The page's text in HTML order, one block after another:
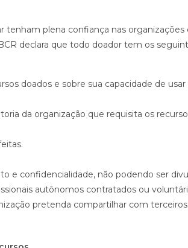
plena confiança nas organizações
declara que todo doador tem os
doados e sobre sua capacidade de
da organização que requisita os
e confidencialidade, não podendo ser
autônomos contratados ou
pretenda compartilhar com terceiros.